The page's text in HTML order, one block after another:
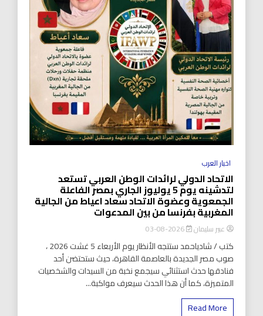
اخبار العرب
الاتحاد الدولي لرائدات الوطن العربي تستعد
لتدشينه يوم 5 يوليوز الجاري بمصر الفاعلة
الجمعوية وعضوة الاتحاد سعاد اعياط من الجالية
المغربية بفرنسا من بين المدعوات
عبير سليمان 2026-08-03
كتب / شادياحمد ستتجه الأنظار يوم الأربعاء 5 غشت 2026 ،
صوب مصر الجديدة بالعاصمة القاهرة، حيث ستحتضن أحد
فنادقها حدث استثنائي سيجمع نخبة من السيدات والشخصيات
المتميزة، كما أن هذا الحدث سيعرف مواكبة...
Read More